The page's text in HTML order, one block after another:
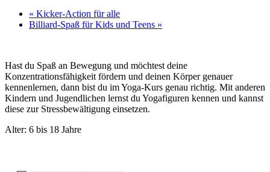
« Kicker-Action für alle
Billiard-Spaß für Kids und Teens »
Hast du Spaß an Bewegung und möchtest deine
Konzentrationsfähigkeit fördern und deinen Körper genauer
kennenlernen, dann bist du im Yoga-Kurs genau richtig. Mit anderen
Kindern und Jugendlichen lernst du Yogafiguren kennen und kannst
diese zur Stressbewältigung einsetzen.
Alter: 6 bis 18 Jahre